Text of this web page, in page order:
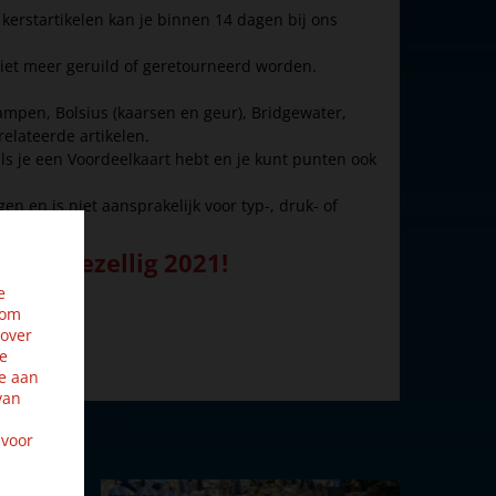
aan
kan je binnen 14 dagen bij ons
meer geruild of geretourneerd worden.
Bolsius (kaarsen en geur), Bridgewater,
artikelen.
je een Voordeelkaart hebt en je kunt punten ook
en is niet aansprakelijk voor typ-, druk- of
en gezellig 2021!